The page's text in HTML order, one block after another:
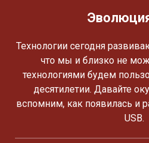
Технологии сегодня
что мы и близко не
технологиями будем
десятилетии. Давайте
вспомним, как появилась и
USB.